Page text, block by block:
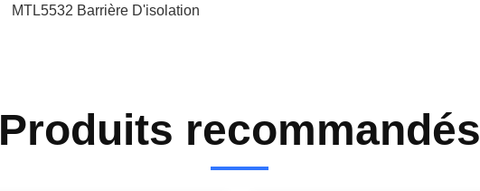
MTL5532 Barrière D'isolation
Produits recommandés